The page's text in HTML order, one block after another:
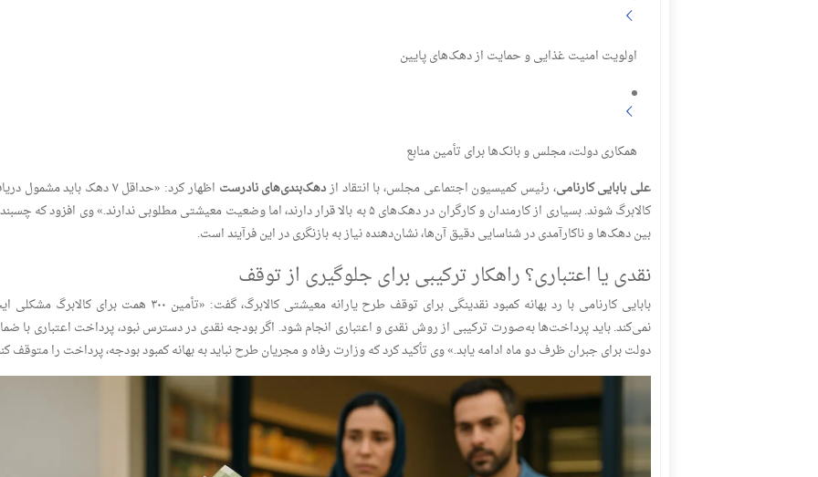
اولویت امنیت غذایی و حمایت از دهک‌های پایین
همکاری دولت، مجلس و بانک‌ها برای تأمین منابع
علی بابایی کارنامی، رئیس کمیسیون اجتماعی مجلس، با انتقاد ازدهک‌بندی‌های نادرست
اظهار کرد: «حداقل ۷ دهک باید مشمول
کالابرگ شوند. بسیاری از کارمندان و کارگران در دهک‌های ۵ به بالا قرار دارند، اما وضعیت معیشتی مطلوبی ندارند.» وی افزود که
بین دهک‌ها و ناکارآمدی در شناسایی دقیق آن‌ها، نشان‌دهنده نیاز به بازنگری در این فرآیند است.
نقدی یا اعتباری؟ راهکار ترکیبی برای جلوگیری از توقف
بابایی کارنامی با رد بهانه کمبود نقدینگی برای توقف طرح یارانه معیشتی کالابرگ، گفت: «تأمین ۳۰۰ همت برای
نمی‌کند. باید پرداخت‌ها به‌صورت ترکیبی از روش نقدی و اعتباری انجام شود. اگر بودجه نقدی در دسترس نبود، پرداخت اعتباری با
دولت برای جبران ظرف دو ماه ادامه یابد.» وی تأکید کرد که وزارت رفاه و مجریان طرح نباید به بهانه کمبود بودجه، پرداخت را متوقف